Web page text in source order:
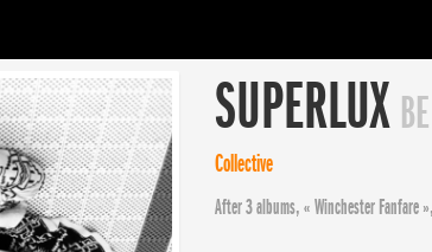
SUPERLUX BE
Collective
After 3 albums, « Winchester Fanfare